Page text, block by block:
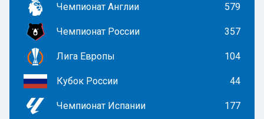
Чемпионат Англии 579
Чемпионат России 357
Лига Европы 104
Кубок России 44
Чемпионат Испании 177